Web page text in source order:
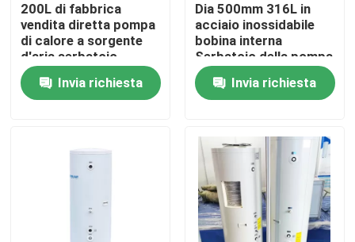
Casa.
Prodotti
200L di fabbrica
vendita diretta pompa
di calore a sorgente
d'aria serbatoio
dell'acqua con
scambiatore di calore
di bobina esterna
Invia richiesta
Dia 500mm 316L in
acciaio inossidabile
bobina interna
Serbatoio della pompa
di calore della fonte
d'aria con cilindro
interno smaltato
Invia richiesta